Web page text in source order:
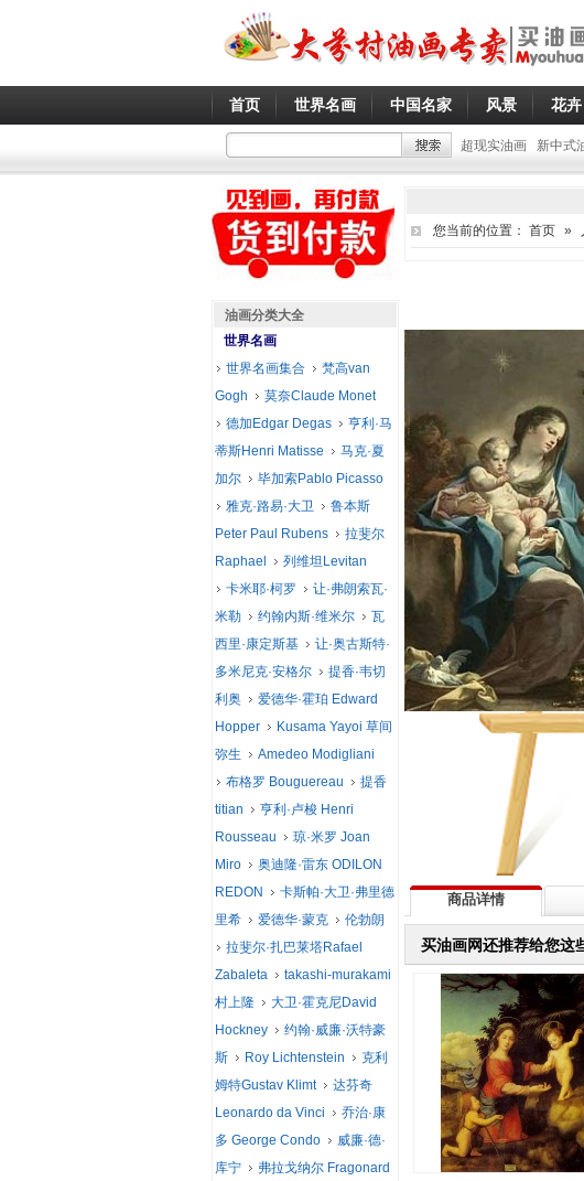
首页 世界名画 中国名家 风景 花卉
超现实油画 新中式
您当前的位置： 首页 »
商品详情
买油画网还推荐给您这
油画分类大全
世界名画
世界名画集合
梵高van
Gogh
莫奈Claude Monet
德加Edgar Degas
亨利·马
蒂斯Henri Matisse
马克·夏
加尔
毕加索Pablo Picasso
雅克·路易·大卫
鲁本斯
Peter Paul Rubens
拉斐尔
Raphael
列维坦Levitan
卡米耶·柯罗
让·弗朗索瓦·
米勒
约翰内斯·维米尔
瓦
西里·康定斯基
让·奥古斯特·
多米尼克·安格尔
提香·韦切
利奥
爱德华·霍珀 Edward
Hopper
Kusama Yayoi 草间
弥生
Amedeo Modigliani
布格罗 Bouguereau
提香
titian
亨利·卢梭 Henri
Rousseau
琼·米罗 Joan
Miro
奥迪隆·雷东 ODILON
REDON
卡斯帕·大卫·弗里德
里希
爱德华·蒙克
伦勃朗
拉斐尔·扎巴莱塔Rafael
Zabaleta
takashi-murakami
村上隆
大卫·霍克尼David
Hockney
约翰·威廉·沃特豪
斯
Roy Lichtenstein
克利
姆特Gustav Klimt
达芬奇
Leonardo da Vinci
乔治·康
多 George Condo
威廉·德·
库宁
弗拉戈纳尔 Fragonard